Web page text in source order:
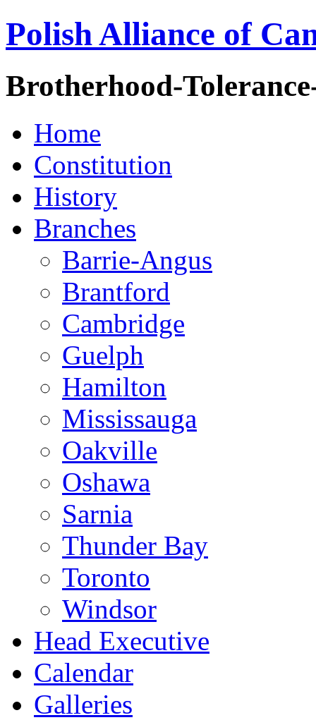
Polish Alliance of
Brotherhood-
Home
Constitution
History
Branches
Barrie-Angus
Brantford
Cambridge
Guelph
Hamilton
Mississauga
Oakville
Oshawa
Sarnia
Thunder Bay
Toronto
Windsor
Head Executive
Calendar
Galleries